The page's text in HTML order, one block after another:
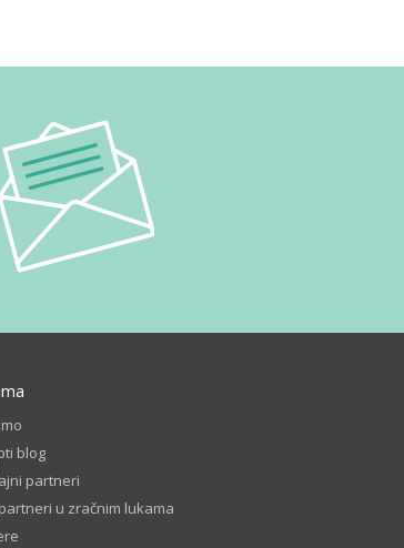
blog
partneri
u zračnim lukama